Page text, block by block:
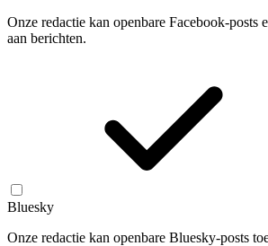
Onze redactie kan openbare Facebook-posts
aan berichten.
Bluesky
Onze redactie kan openbare Bluesky-posts